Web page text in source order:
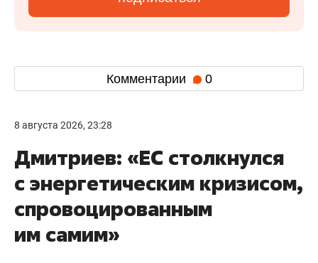
Комментарии 0
8 августа 2026, 23:28
Дмитриев: «ЕС столкнулся
с энергетическим кризисом,
спровоцированным
им самим»